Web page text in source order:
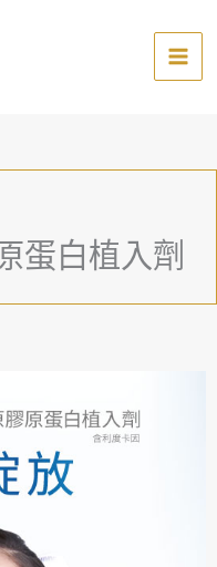
蛋白植入劑